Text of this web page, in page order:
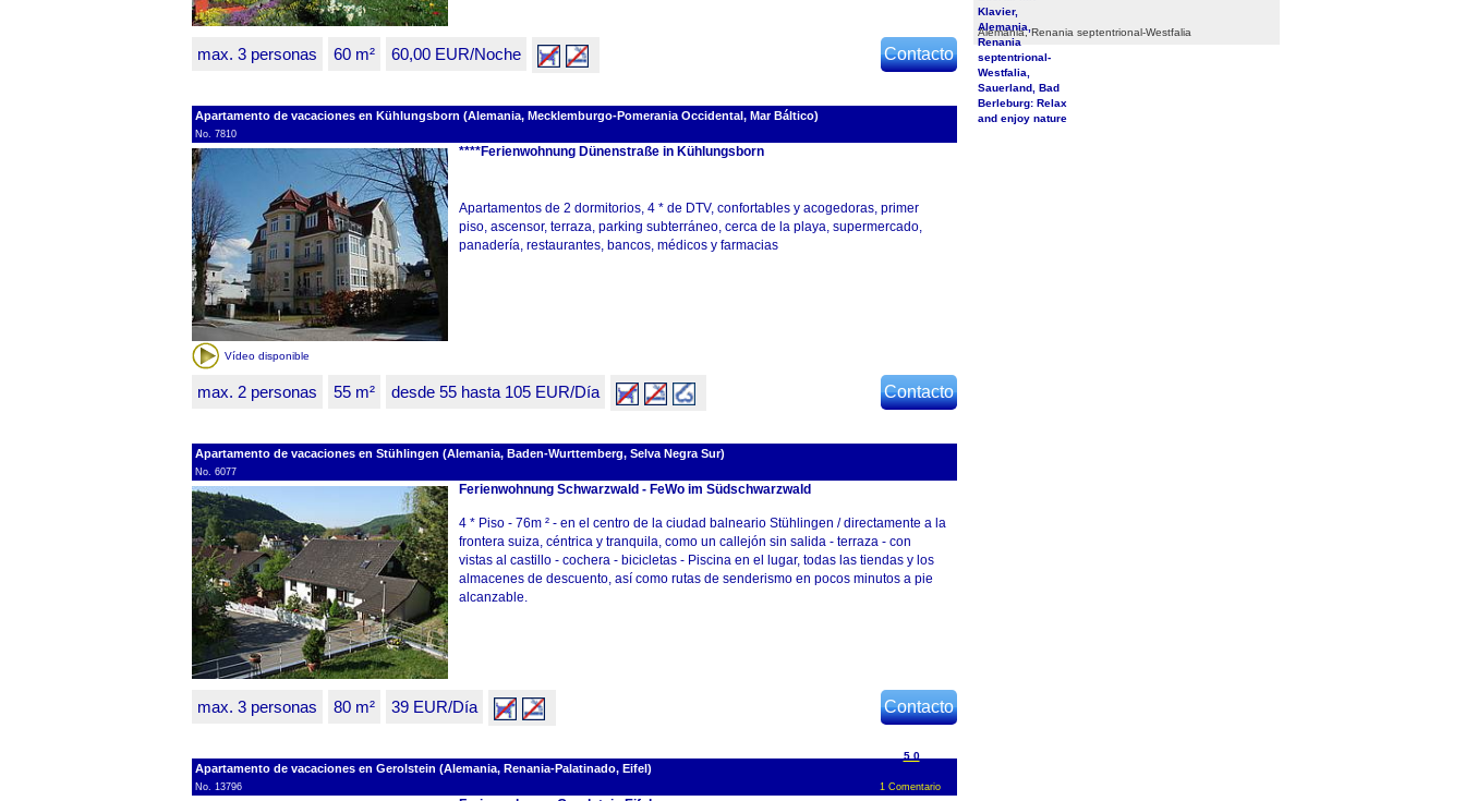
max. 3 personas 60 m² 60,00 EUR/Noche Contacto
Apartamento de vacaciones en Kühlungsborn (Alemania, Mecklemburgo-Pomerania Occidental, Mar Báltico)
No. 7810
Vídeo disponible
****Ferienwohnung Dünenstraße in Kühlungsborn
Apartamentos de 2 dormitorios, 4 * de DTV, confortables y acogedoras, primer
piso, ascensor, terraza, parking subterráneo, cerca de la playa, supermercado,
panadería, restaurantes, bancos, médicos y farmacias
max. 2 personas 55 m² desde 55 hasta 105 EUR/Día Contacto
Apartamento de vacaciones en Stühlingen (Alemania, Baden-Wurttemberg, Selva Negra Sur)
No. 6077
Ferienwohnung Schwarzwald - FeWo im Südschwarzwald
4 * Piso - 76m ² - en el centro de la ciudad balneario Stühlingen / directamente a la
frontera suiza, céntrica y tranquila, como un callejón sin salida - terraza - con
vistas al castillo - cochera - bicicletas - Piscina en el lugar, todas las tiendas y los
almacenes de descuento, así como rutas de senderismo en pocos minutos a pie
alcanzable.
max. 3 personas 80 m² 39 EUR/Día Contacto
5.0
1 Comentario
Apartamento de vacaciones en Gerolstein (Alemania, Renania-Palatinado, Eifel)
No. 13796
Alemania, Renania septentrional-Westfalia